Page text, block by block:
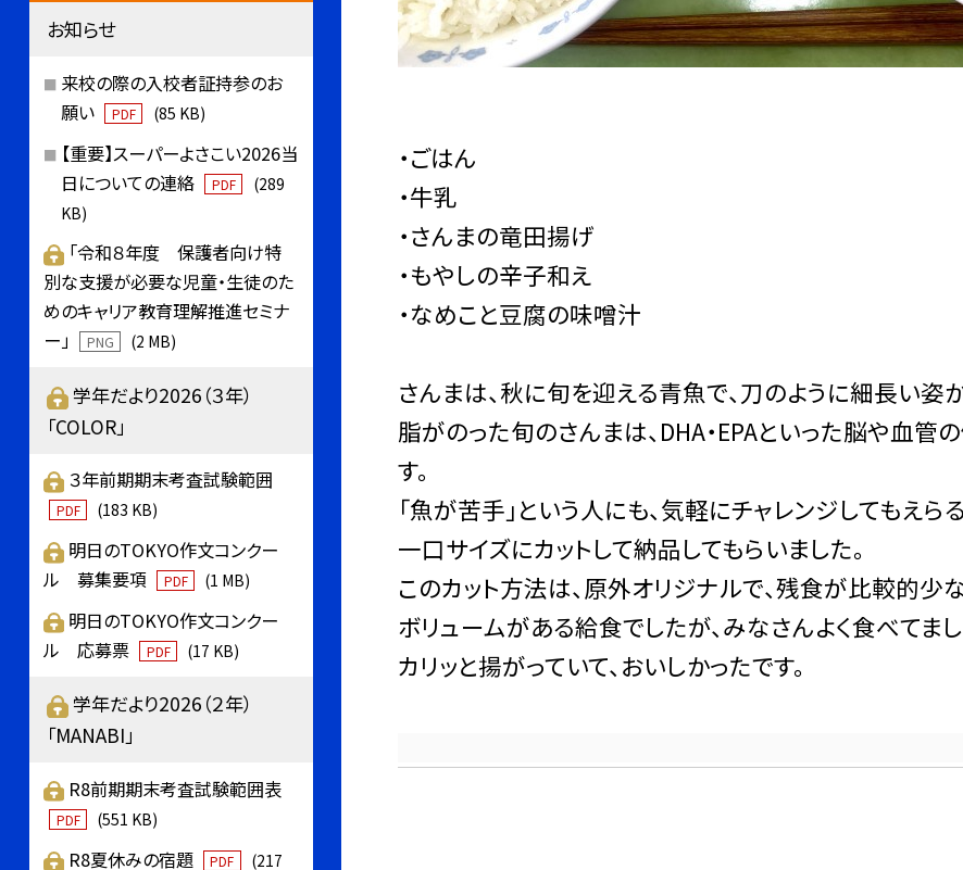
・ごはん
・牛乳
・さんまの竜田揚げ
・もやしの辛子和え
・なめこと豆腐の味噌汁
さんまは、秋に旬を迎える青魚で、刀のように細長い姿か
脂がのった旬のさんまは、DHA・EPAといった脳や血
す。
「魚が苦手」という人にも、気軽にチャレンジしてもえら
一口サイズにカットして納品してもらいました。
このカット方法は、原外オリジナルで、残食が比較的少
ボリュームがある給食でしたが、みなさんよく食べてま
カリッと揚がっていて、おいしかったです。
お知らせ
来校の際の入校者証持参のお
願い
PDF (85 KB)
【重要】スーパーよさこい2026当
日についての連絡
PDF
(289
KB)
「令和８年度 保護者向け特
別な支援が必要な児童・生徒のた
めのキャリア教育理解推進セミナ
ー」
PNG (2 MB)
学年だより2026（３年）
「COLOR」
３年前期期末考査試験範囲
PDF (183 KB)
明日のTOKYO作文コンクー
ル 募集要項
PDF (1 MB)
明日のTOKYO作文コンクー
ル 応募票
PDF (17 KB)
学年だより2026（２年）
「MANABI」
R8前期期末考査試験範囲表
PDF (551 KB)
R8夏休みの宿題 PDF
(217